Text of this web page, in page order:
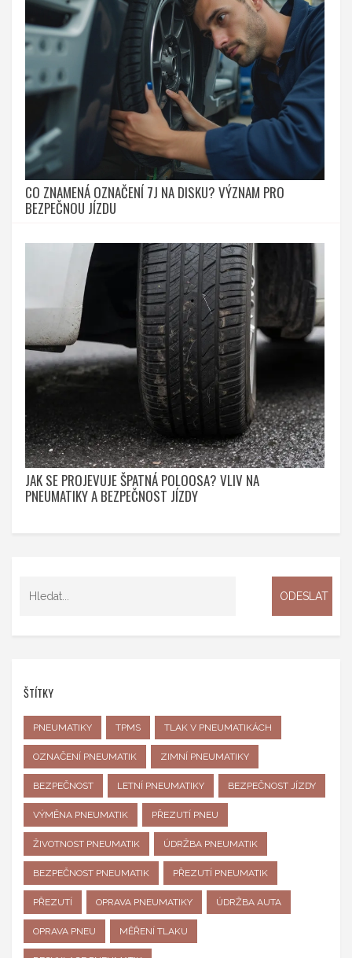
CO ZNAMENÁ OZNAČENÍ 7J NA DISKU? VÝZNAM PRO
BEZPEČNOU JÍZDU
JAK SE PROJEVUJE ŠPATNÁ POLOOSA? VLIV NA
PNEUMATIKY A BEZPEČNOST JÍZDY
ŠTÍTKY
PNEUMATIKY TPMS TLAK V PNEUMATIKÁCH
OZNAČENÍ PNEUMATIK ZIMNÍ PNEUMATIKY
BEZPEČNOST LETNÍ PNEUMATIKY BEZPEČNOST JÍZDY
VÝMĚNA PNEUMATIK PŘEZUTÍ PNEU
ŽIVOTNOST PNEUMATIK ÚDRŽBA PNEUMATIK
BEZPEČNOST PNEUMATIK PŘEZUTÍ PNEUMATIK
PŘEZUTÍ OPRAVA PNEUMATIKY ÚDRŽBA AUTA
OPRAVA PNEU MĚŘENÍ TLAKU